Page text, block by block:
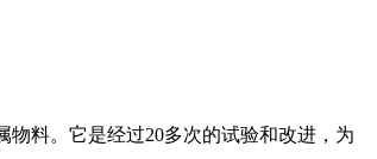
料。它是经过20多次的试验和改进，为